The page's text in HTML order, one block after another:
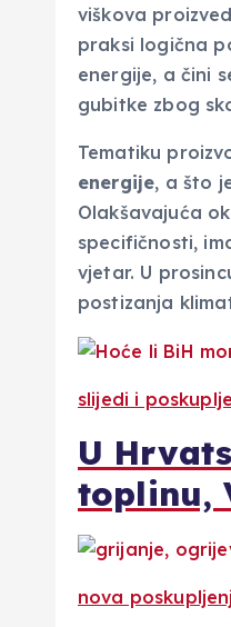
viškova
praksi logična
energije, a čini
gubitke zbog
Tematiku
energije, a što
Olakšavajuća
specifičnosti,
vjetar. U
postizanja
slijedi i
U
toplinu,
nova